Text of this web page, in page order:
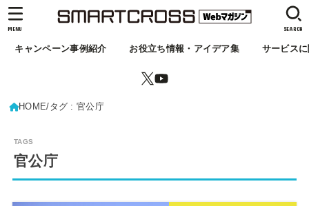
キャンペーン事例紹介 お役立ち情報・アイデア集 サービス
SEARCH
MENU
HOME タグ : 官公庁
官公庁